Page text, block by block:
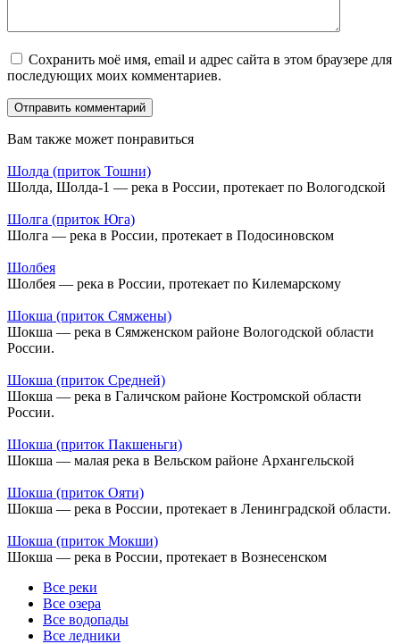
Сохранить моё имя, email и адрес сайта в этом браузере для
последующих моих комментариев.
Вам также может понравиться
Шолда (приток Тошни)
Шолда, Шолда-1 — река в России, протекает по Вологодской
Шолга (приток Юга)
Шолга — река в России, протекает в Подосиновском
Шолбея
Шолбея — река в России, протекает по Килемарскому
Шокша (приток Сямжены)
Шокша — река в Сямженском районе Вологодской области
России.
Шокша (приток Средней)
Шокша — река в Галичском районе Костромской области
России.
Шокша (приток Пакшеньги)
Шокша — малая река в Вельском районе Архангельской
Шокша (приток Ояти)
Шокша — река в России, протекает в Ленинградской области.
Шокша (приток Мокши)
Шокша — река в России, протекает в Вознесенском
Все реки
Все озера
Все водопады
Все ледники